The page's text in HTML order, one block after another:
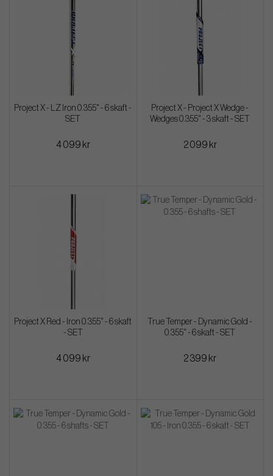
Project X - LZ Iron 0.355" - 6 skaft -
SET
4 099 kr
Project X - Project X Wedge -
Wedges 0.355" - 3 skaft - SET
2 099 kr
Project X Red - Iron 0.355" - 6 skaft
- SET
4 099 kr
True Temper - Dynamic Gold -
0.355" - 6 skaft - SET
2 399 kr